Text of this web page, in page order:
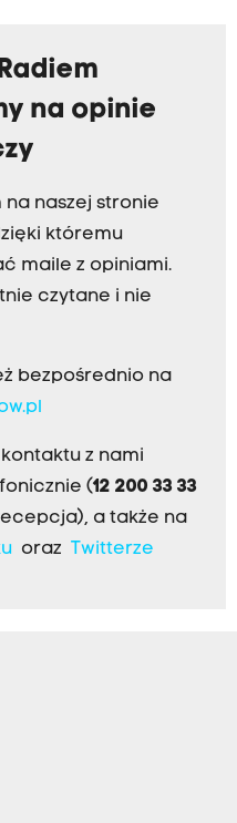
na opinie
na naszej stronie
któremu
maile z opiniami.
czytane i nie
bezpośrednio na
z nami
(12 200 33 33
a także na
oraz Twitterze